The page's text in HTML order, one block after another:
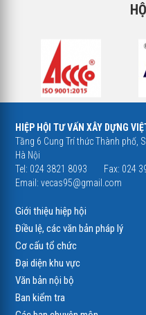
HIỆP HỘI TƯ VẤN XÂY DỰNG
Tầng 6 Cung Trí thức Thành phố,
Hà Nội
Tel: 024 3821 8093
Fax: 024
Email:vecas95@gmail.com
Giới thiệu hiệp hội
Điều lệ, các văn bản pháp lý
Cơ cấu tổ chức
Đại diện khu vực
Văn bản nội bộ
Ban kiểm tra